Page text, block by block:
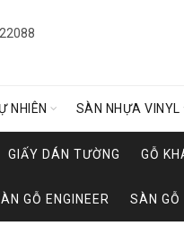
NHIÊN SÀN NHỰA VINYL
GIẤY DÁN TƯỜNG GỖ
GỖ ENGINEER SÀN GỖ